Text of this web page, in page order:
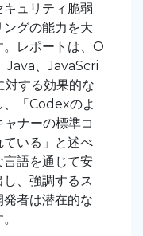
ュリティ脆弱
グの能力を大
レポートは、O
Java、JavaScri
する効果的な
、「Codexのよ
ナーの標準コ
ている」と述べ
語を通じて安
、強調するス
者は潜在的な